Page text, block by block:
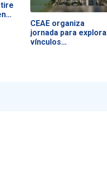
CEAE organiza
jornada para
vínculos…